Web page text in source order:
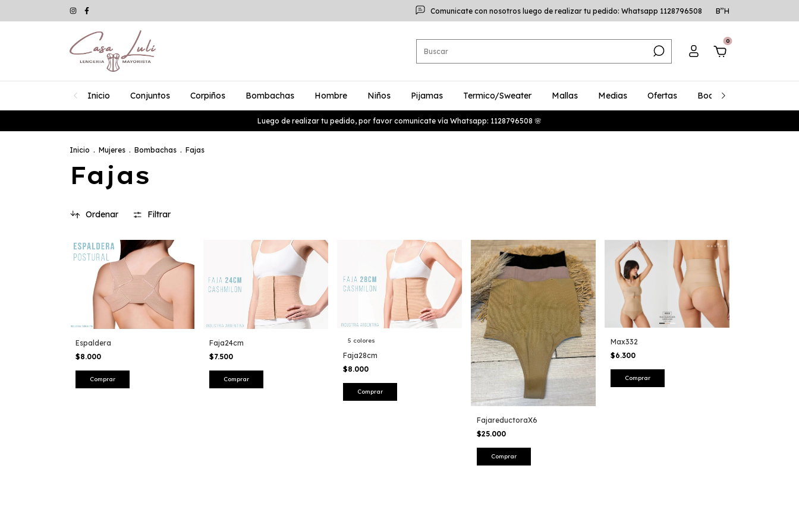
Comunicate con nosotros luego de realizar tu pedido: Whatsapp 1128796508 B’’H
0
Inicio Conjuntos Corpiños Bombachas Hombre Niños Pijamas Termico/Sweater Mallas Medias Ofertas Bodys
Luego de realizar tu pedido, por favor comunicate vía Whatsapp: 1128796508 🌸
Inicio . Mujeres . Bombachas . Fajas
Fajas
Ordenar Filtrar
Espaldera
$8.000
Comprar
Faja24cm
$7.500
Comprar
5 colores
Faja28cm
$8.000
Comprar
FajareductoraX6
$25.000
Comprar
Max332
$6.300
Comprar